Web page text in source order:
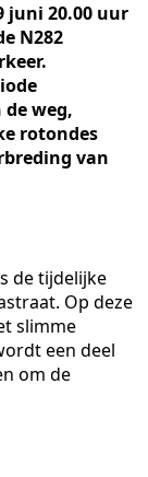
juni 20.00 uur
N282
weg,
rotondes
van
de tijdelijke
Op deze
slimme
een deel
om de